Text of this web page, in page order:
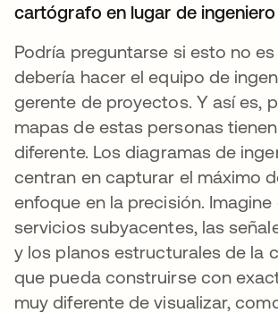
cartógrafo en lugar de ingeniero
Podría preguntarse si esto no
debería hacer el equipo de
gerente de proyectos. Y así es,
mapas de estas personas
diferente. Los diagramas de
centran en capturar el máximo
enfoque en la precisión.
servicios subyacentes, las
y los planos estructurales de la
que pueda construirse con
muy diferente de visualizar,